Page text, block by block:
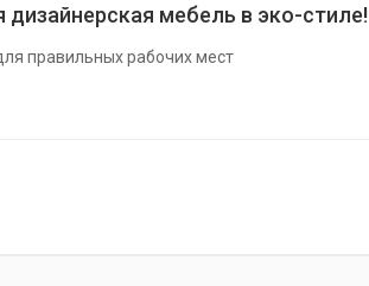
дизайнерская мебель в эко-стиле!
правильных рабочих мест